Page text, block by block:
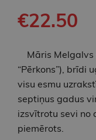
€22.50
Māris Melgalvs
“Pērkons”), brīdi
visu esmu
septiņus gadus
izsvītrotu sevi no
piemērots.